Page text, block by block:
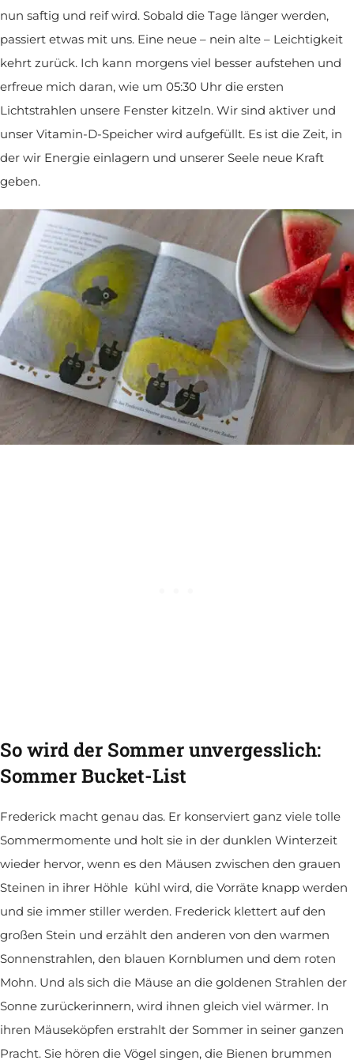
nun saftig und reif wird. Sobald die Tage länger werden,
passiert etwas mit uns. Eine neue – nein alte – Leichtigkeit
kehrt zurück. Ich kann morgens viel besser aufstehen und
erfreue mich daran, wie um 05:30 Uhr die ersten
Lichtstrahlen unsere Fenster kitzeln. Wir sind aktiver und
unser Vitamin-D-Speicher wird aufgefüllt. Es ist die Zeit, in
der wir Energie einlagern und unserer Seele neue Kraft
geben.
So wird der Sommer unvergesslich:
Sommer Bucket-List
Frederick macht genau das. Er konserviert ganz viele tolle
Sommermomente und holt sie in der dunklen Winterzeit
wieder hervor, wenn es den Mäusen zwischen den grauen
Steinen in ihrer Höhle kühl wird, die Vorräte knapp werden
und sie immer stiller werden. Frederick klettert auf den
großen Stein und erzählt den anderen von den warmen
Sonnenstrahlen, den blauen Kornblumen und dem roten
Mohn. Und als sich die Mäuse an die goldenen Strahlen der
Sonne zurückerinnern, wird ihnen gleich viel wärmer. In
ihren Mäuseköpfen erstrahlt der Sommer in seiner ganzen
Pracht. Sie hören die Vögel singen, die Bienen brummen